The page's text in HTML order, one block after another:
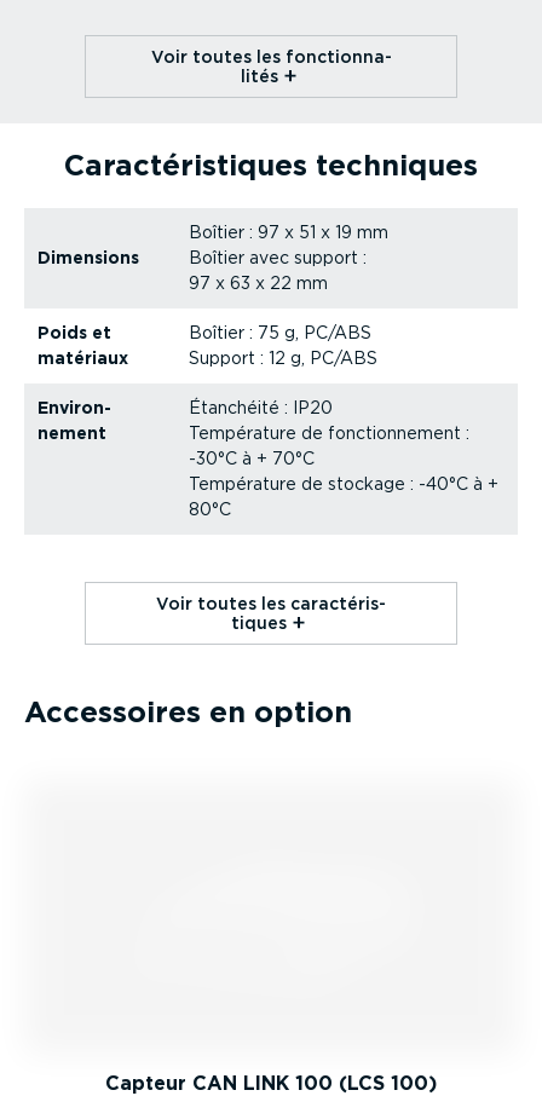
Voir toutes les fonction­na­
lités⁠
Carac­té­ris­tiques techniques
Dimensions
Boîtier : 97 x 51 x 19 mm
Boîtier avec support :
97 x 63 x 22 mm
Poids et
matériaux
Boîtier : 75 g, PC/ABS
Support : 12 g, PC/ABS
Environ­
nement
Étanchéité : IP20
Température de fonction­nement :
-30°C à + 70°C
Température de stockage : -40°C à +
80°C
Voir toutes les carac­té­ris­
tiques⁠
Accessoires en option
Capteur CAN LINK 100 (LCS 100)